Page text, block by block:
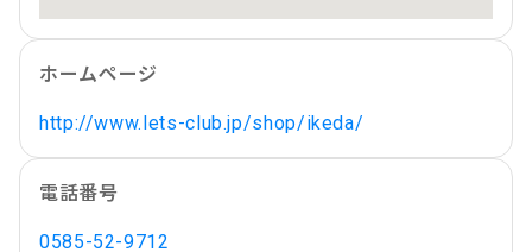
ホームページ
http://www.lets-club.jp/shop/ikeda/
電話番号
0585-52-9712